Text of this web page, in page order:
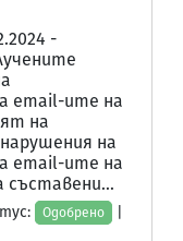
-
email-ите на
на
на
email-ите на
съставени...
Одобрено